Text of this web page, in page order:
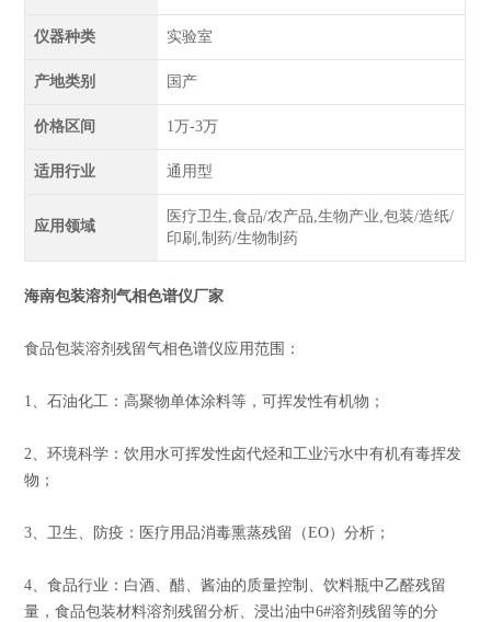
仪器种类 实验室
产地类别 国产
价格区间 1万-3万
适用行业 通用型
应用领域
医疗卫生,食品/农产品,生物产业,包装/造纸/
印刷,制药/生物制药
海南包装溶剂气相色谱仪厂家
食品包装溶剂残留气相色谱仪应用范围：
1、石油化工：高聚物单体涂料等，可挥发性有机物；
2、环境科学：饮用水可挥发性卤代烃和工业污水中有机有毒挥发
物；
3、卫生、防疫：医疗用品消毒熏蒸残留（EO）分析；
4、食品行业：白酒、醋、酱油的质量控制、饮料瓶中乙醛残留
量，食品包装材料溶剂残留分析、浸出油中6#溶剂残留等的分